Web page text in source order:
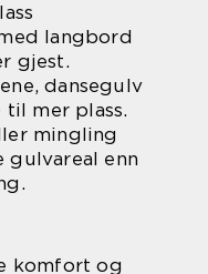
langbord
gjest.
dansegulv
mer plass.
mingling
gulvareal enn
komfort og